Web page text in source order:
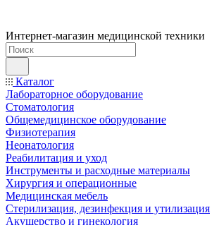
Интернет-магазин медицинской техники
Каталог
Лабораторное оборудование
Стоматология
Общемедицинское оборудование
Физиотерапия
Неонатология
Реабилитация и уход
Инструменты и расходные материалы
Хирургия и операционные
Медицинская мебель
Стерилизация, дезинфекция и утилизация
Акушерство и гинекология